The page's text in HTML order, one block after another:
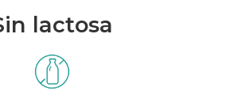
lactosa